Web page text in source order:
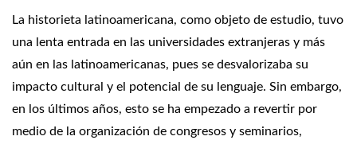
La historieta latinoamericana, como objeto de estudio, tuvo
una lenta entrada en las universidades extranjeras y más
aún en las latinoamericanas, pues se desvalorizaba su
impacto cultural y el potencial de su lenguaje. Sin embargo,
en los últimos años, esto se ha empezado a revertir por
medio de la organización de congresos y seminarios,